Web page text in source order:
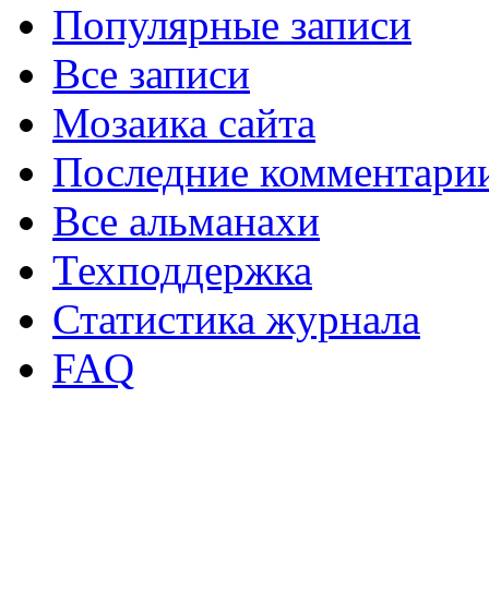
Популярные записи
Все записи
Мозаика сайта
Последние
Все альманахи
Техподдержка
Статистика журнала
FAQ